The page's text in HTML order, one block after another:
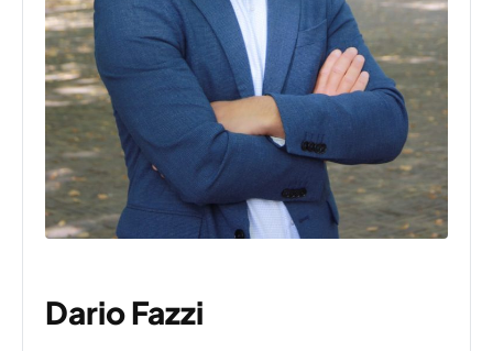
Dario Fazzi